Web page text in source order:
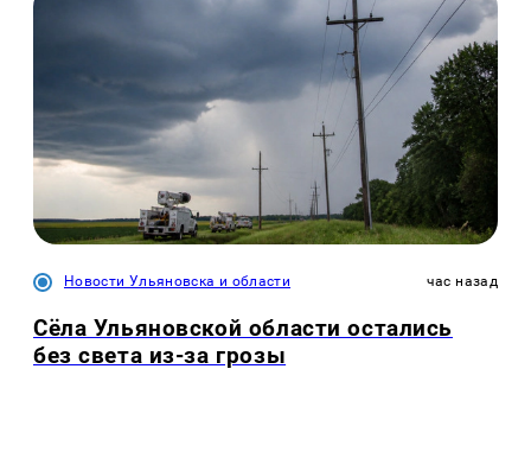
Новости Ульяновска и области час назад
Сёла Ульяновской области остались
без света из-за грозы